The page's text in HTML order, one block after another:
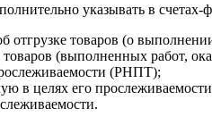
указывать в счетах-
товаров (о
(выполненных работ,
(РНПТ);
в целях его